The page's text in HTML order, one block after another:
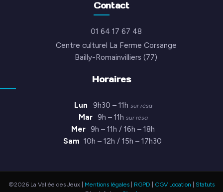
Contact
01 64 17 67 48
Centre culturel La Ferme Corsange
Bailly-Romainvilliers (77)
Horaires
Lun 9h30 – 11h sur résa
Mar 9h – 11h sur résa
Mer 9h – 11h / 16h – 18h
Sam 10h – 12h / 15h – 17h30
©2026 La Vallée des Jeux | Mentions légales RGPD CGV Location Statuts